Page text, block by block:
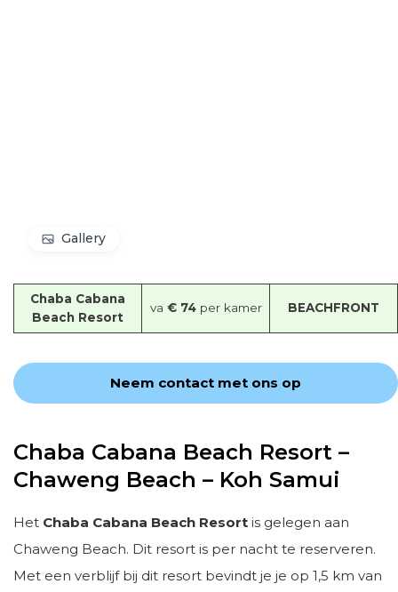
Gallery
Chaba Cabana
Beach Resort
va € 74 per kamer BEACHFRONT
Neem contact met ons op
Chaba Cabana Beach Resort –
Chaweng Beach – Koh Samui
Het Chaba Cabana Beach Resort is gelegen aan
Chaweng Beach. Dit resort is per nacht te reserveren.
Met een verblijf bij dit resort bevindt je je op 1,5 km van